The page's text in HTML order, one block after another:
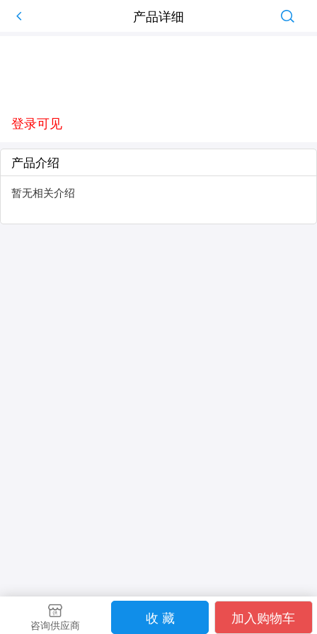
产品详细
登录可见
产品介绍
暂无相关介绍
咨询供应商 收 藏 加入购物车